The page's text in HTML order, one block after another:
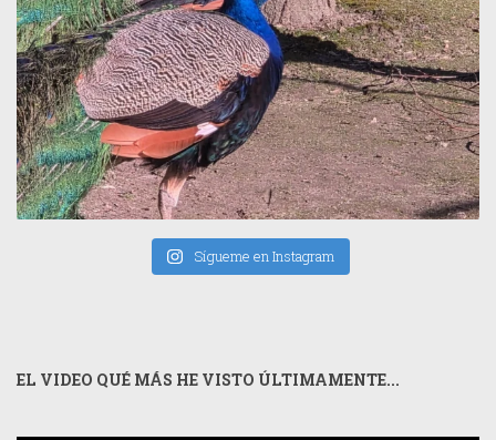
Sígueme en Instagram
EL VIDEO QUÉ MÁS HE VISTO ÚLTIMAMENTE...